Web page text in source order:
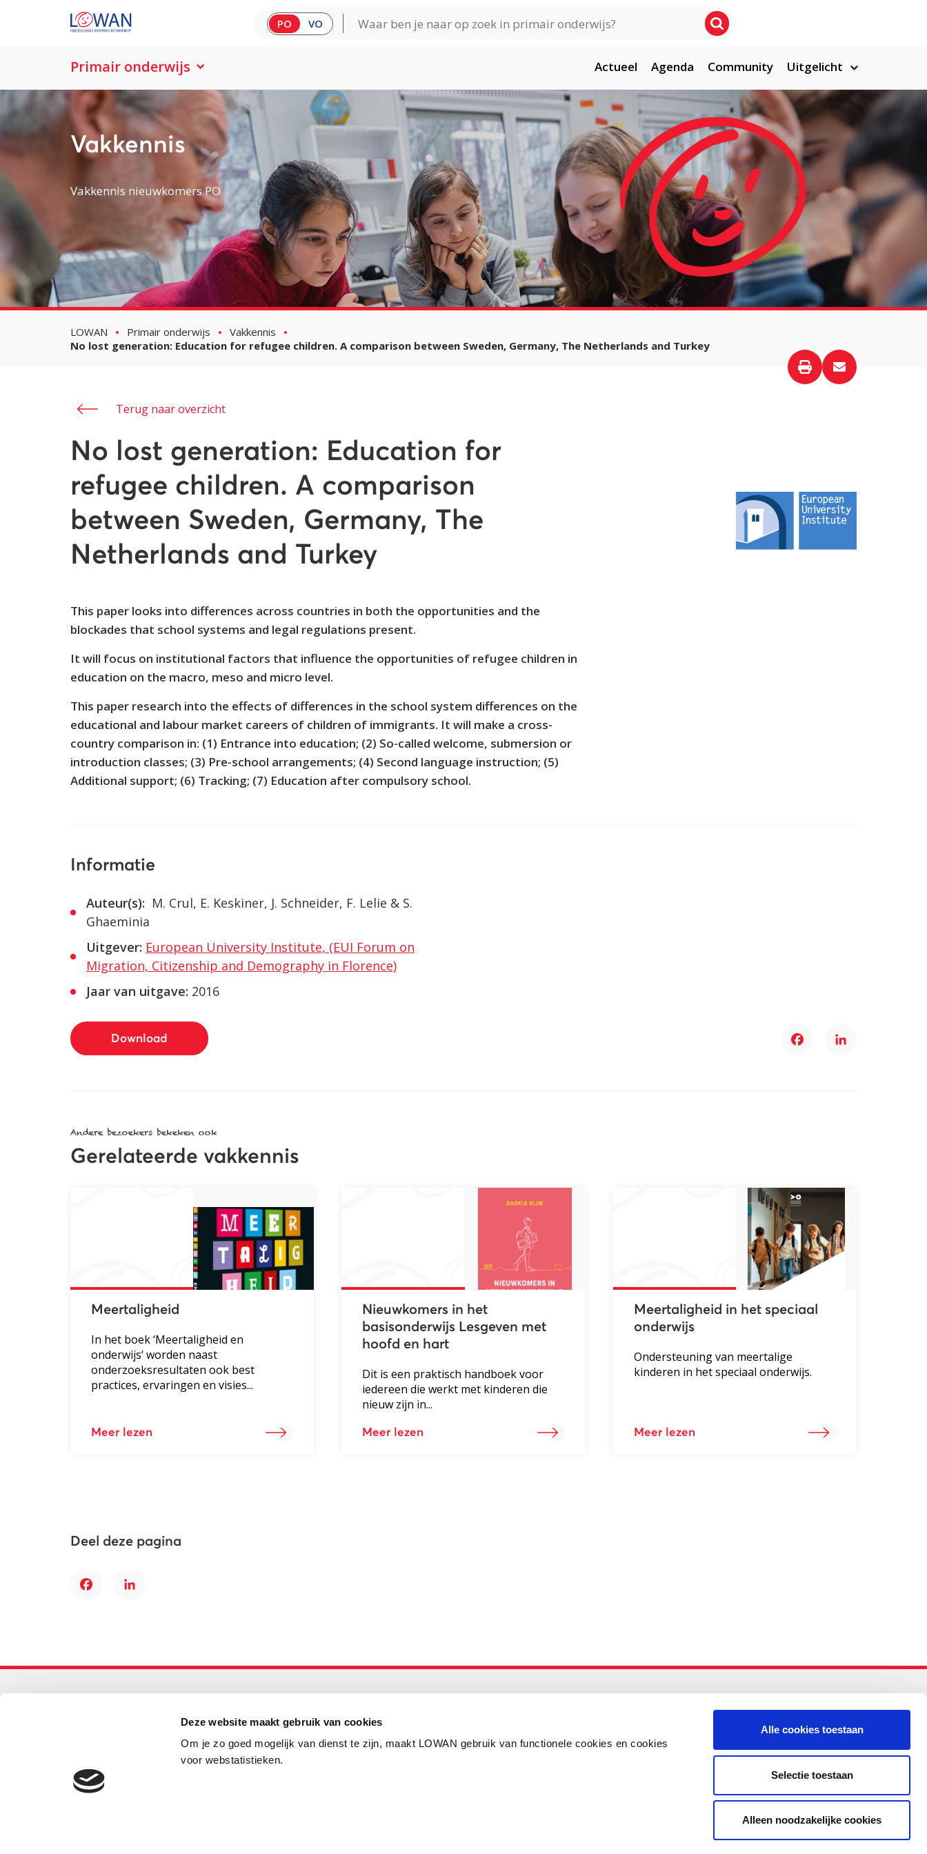
Deze website maakt gebruik van cookies
Om je zo goed mogelijk van dienst te zijn, maakt LOWAN gebruik van functionele cookies en cookies
voor webstatistieken.
Alle cookies toestaan
Selectie toestaan
Alleen noodzakelijke cookies
PO VO
Primair onderwijs Actueel Agenda Community Uitgelicht
Vakkennis
Vakkennis nieuwkomers PO
LOWAN Primair onderwijs
Vakkennis
No lost generation: Education for refugee children. A comparison between Sweden, Germany, The Netherlands and Turkey
Terug naar overzicht
No lost generation: Education for
refugee children. A comparison
between Sweden, Germany, The
Netherlands and Turkey
This paper looks into differences across countries in both the opportunities and the
blockades that school systems and legal regulations present.
It will focus on institutional factors that influence the opportunities of refugee children in
education on the macro, meso and micro level.
This paper research into the effects of differences in the school system differences on the
educational and labour market careers of children of immigrants. It will make a cross-
country comparison in: (1) Entrance into education; (2) So-called welcome, submersion or
introduction classes; (3) Pre-school arrangements; (4) Second language instruction; (5)
Additional support; (6) Tracking; (7) Education after compulsory school.
Informatie
Auteur(s): M. Crul, E. Keskiner, J. Schneider, F. Lelie & S.
Ghaeminia
Uitgever: European University Institute, (EUI Forum on
Migration, Citizenship and Demography in Florence)
Jaar van uitgave: 2016
Download
FacebookLinkedIn
Andere bezoekers bekeken ook
Gerelateerde vakkennis
Meertaligheid
In het boek ‘Meertaligheid en
onderwijs‘ worden naast
onderzoeksresultaten ook best
practices, ervaringen en visies...
Meer lezen
Nieuwkomers in het
basisonderwijs Lesgeven met
hoofd en hart
Dit is een praktisch handboek voor
iedereen die werkt met kinderen die
nieuw zijn in...
Meer lezen
Meertaligheid in het speciaal
onderwijs
Ondersteuning van meertalige
kinderen in het speciaal onderwijs.
Meer lezen
Deel deze pagina
FacebookLinkedIn
helpdesk@lowanpo.nl